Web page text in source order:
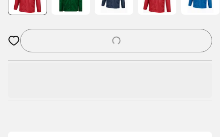
Åbner en Modal til at logge ind eller tilmelde dig som medlem